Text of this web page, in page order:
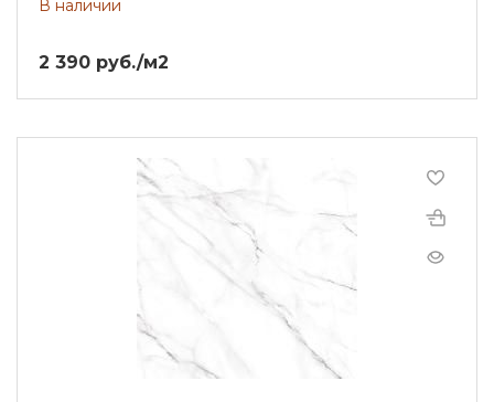
В наличии
2 390 руб./м2